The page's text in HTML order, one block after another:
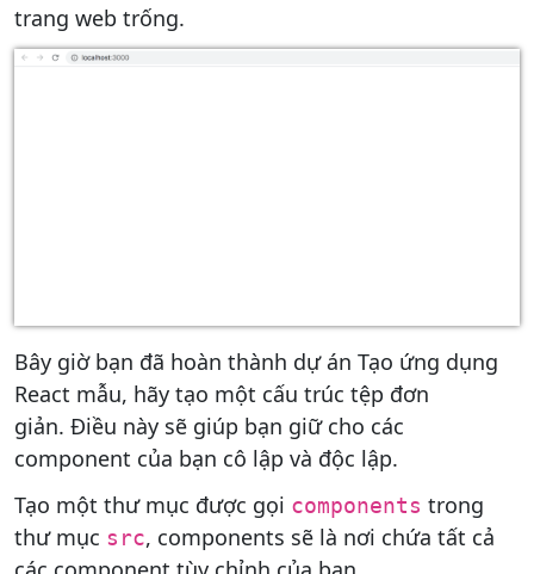
trang web trống.
Bây giờ bạn đã hoàn thành dự án Tạo ứng dụng
React mẫu, hãy tạo một cấu trúc tệp đơn
giản. Điều này sẽ giúp bạn giữ cho các
component của bạn cô lập và độc lập.
Tạo một thư mục được gọi components trong
thư mục src, components sẽ là nơi chứa tất cả